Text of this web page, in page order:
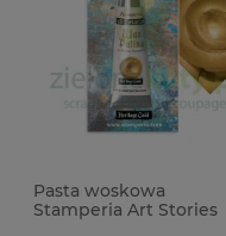
Pasta woskowa
Stamperia Art Stories